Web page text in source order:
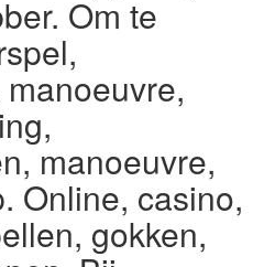
Om te
manoeuvre,
Online, casino,
gokken,